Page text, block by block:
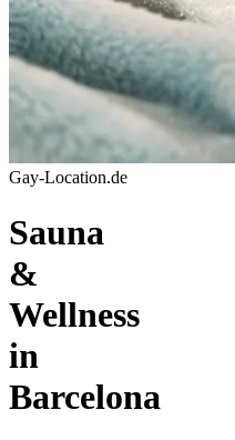
Gay-Location.de
Sauna
&
Wellness
in
Barcelona